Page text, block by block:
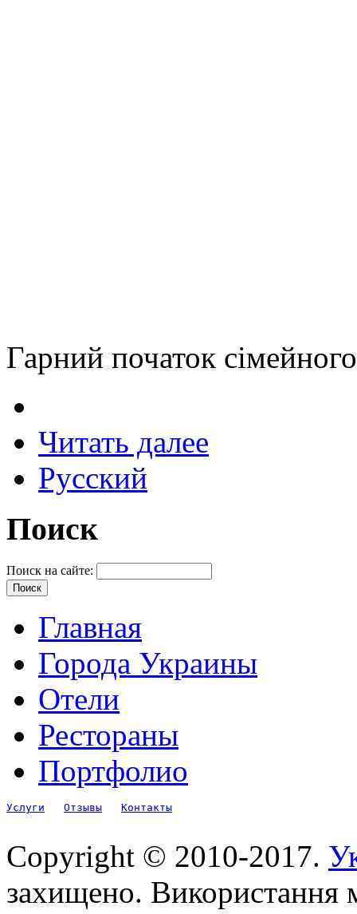
Гарний початок
Читать далее
Русский
Поиск
Поиск на сайте:
Главная
Города Украины
Отели
Рестораны
Портфолио
Услуги Отзывы Контакты
Copyright © 2010-2017.
захищено. Використання